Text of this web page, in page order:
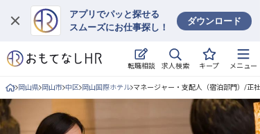
アプリでパッと探せる
スムーズにお仕事探し！
ダウンロード
転職相談 求人検索 キープ メニュー
ログイン
求人・施設を探す
キープした求人
岡山県 岡山市 中区 岡山国際ホテル マネージャー・支配人（宿泊部門）/正社